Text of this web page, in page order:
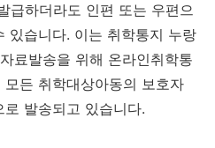
급하더라도 인편 또는 우편으
있습니다. 이는 취학통지 누랑
료발송을 위해 온라인취학통
든 취학대상아동의 보호자
발송되고 있습니다.